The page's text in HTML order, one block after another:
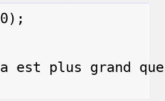
est plus grand